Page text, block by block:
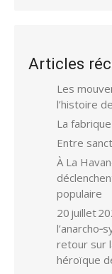
Articles
Les
l’histoire
La
Entre
À La
populaire
20 juillet
retour sur
héroïque